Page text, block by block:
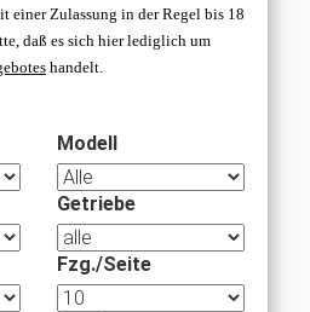
einer Zulassung in der Regel bis 18
daß es sich hier lediglich um
handelt.
Modell
Getriebe
Fzg./Seite